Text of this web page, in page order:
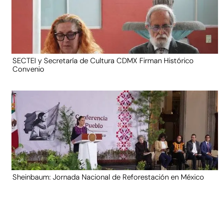
SECTEI y Secretaría de Cultura CDMX Firman Histórico
Convenio
Sheinbaum: Jornada Nacional de Reforestación en México